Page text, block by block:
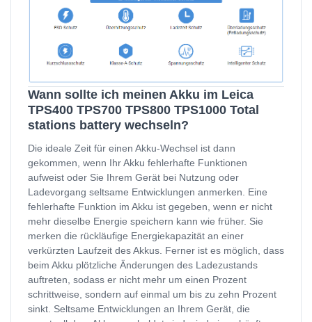
Wann sollte ich meinen Akku im Leica
TPS400 TPS700 TPS800 TPS1000 Total
stations battery wechseln?
Die ideale Zeit für einen Akku-Wechsel ist dann
gekommen, wenn Ihr Akku fehlerhafte Funktionen
aufweist oder Sie Ihrem Gerät bei Nutzung oder
Ladevorgang seltsame Entwicklungen anmerken. Eine
fehlerhafte Funktion im Akku ist gegeben, wenn er nicht
mehr dieselbe Energie speichern kann wie früher. Sie
merken die rückläufige Energiekapazität an einer
verkürzten Laufzeit des Akkus. Ferner ist es möglich, dass
beim Akku plötzliche Änderungen des Ladezustands
auftreten, sodass er nicht mehr um einen Prozent
schrittweise, sondern auf einmal um bis zu zehn Prozent
sinkt. Seltsame Entwicklungen an Ihrem Gerät, die